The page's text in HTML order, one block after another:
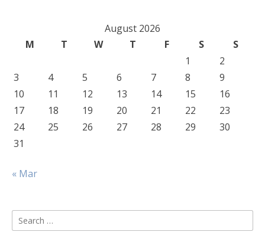
August 2026
M
T W T F S
S
1
2
3
4 5 6 7 8
9
10
11 12 13 14 15
16
17
18 19 20 21 22
23
24
25 26 27 28 29
30
31
« Mar
Search